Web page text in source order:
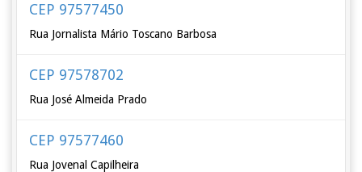
CEP 97577450
Rua Jornalista Mário Toscano Barbosa
CEP 97578702
Rua José Almeida Prado
CEP 97577460
Rua Jovenal Capilheira